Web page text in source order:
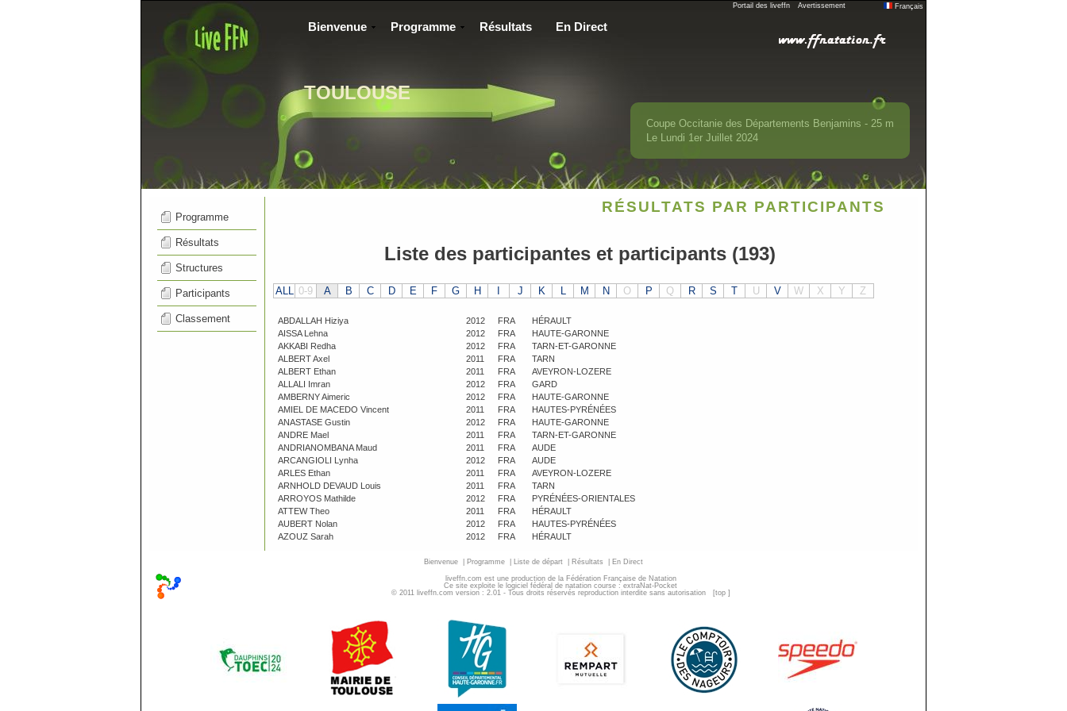
Portail des liveffn Avertissement Français
TOULOUSE
Coupe Occitanie des Départements Benjamins - 25 m
Le Lundi 1er Juillet 2024
Bienvenue Programme Résultats En Direct
Programme
Résultats
Structures
Participants
Classement
RÉSULTATS PAR PARTICIPANTS
Liste des participantes et participants (193)
ALL 0-9 A B C D E F G H J K L M N O P Q R S T U V W X Y Z
ABDALLAH Hiziya 2012 FRA
HÉRAULT
AISSA Lehna
2012 FRA
HAUTE-GARONNE
AKKABI Redha
2012 FRA
TARN-ET-GARONNE
ALBERT Axel
2011 FRA
TARN
ALBERT Ethan
2011 FRA
AVEYRON-LOZERE
ALLALI Imran
2012 FRA
GARD
AMBERNY Aimeric
2012 FRA
HAUTE-GARONNE
AMIEL DE MACEDO Vincent
2011 FRA
HAUTES-PYRÉNÉES
ANASTASE Gustin
2012 FRA
HAUTE-GARONNE
ANDRE Mael
2011 FRA
TARN-ET-GARONNE
ANDRIANOMBANA Maud
2011 FRA
AUDE
ARCANGIOLI Lynha
2012 FRA
AUDE
ARLES Ethan
2011 FRA
AVEYRON-LOZERE
ARNHOLD DEVAUD Louis
2011 FRA
TARN
ARROYOS Mathilde
2012 FRA
PYRÉNÉES-ORIENTALES
ATTEW Theo
2011 FRA
HÉRAULT
AUBERT Nolan
2012 FRA
HAUTES-PYRÉNÉES
AZOUZ Sarah
2012 FRA HÉRAULT
Bienvenue Programme Liste de départ Résultats En Direct
liveffn.com est une production de la Fédération Française de Natation
Ce site exploite le logiciel fédéral de natation course : extraNat-Pocket
© 2011 liveffn.com version : 2.01 - Tous droits réservés reproduction interdite sans autorisation
[top ]